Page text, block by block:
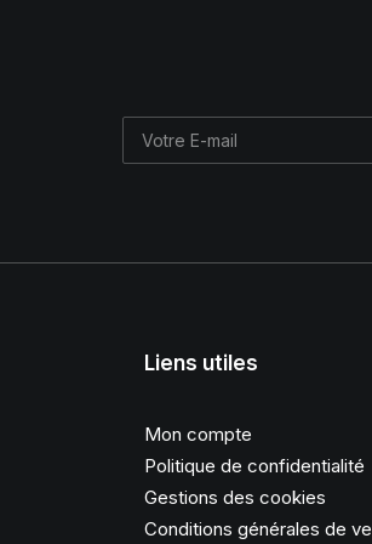
Liens utiles
Mon compte
Politique de confidentialité
Gestions des cookies
Conditions générales de